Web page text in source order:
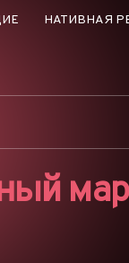
НАТИВНАЯ